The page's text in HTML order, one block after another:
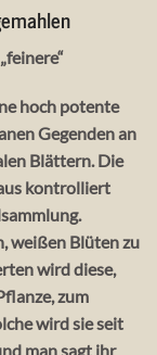
hoch potente
Gegenden an
Blättern. Die
kontrolliert
weißen Blüten zu
wird diese,
zum
wird sie seit
man sagt ihr